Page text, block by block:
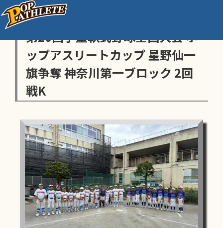
センス・トラストトーナメント
第20回学童軟式野球全国大会 ポ
ップアスリートカップ 星野仙一
旗争奪 神奈川第一ブロック 2回
戦K